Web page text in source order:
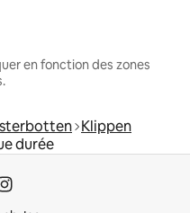
en fonction des zones
Klippen
durée